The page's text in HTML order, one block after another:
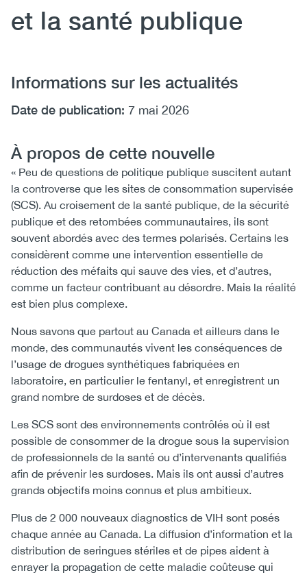
et la santé publique
Informations sur les actualités
Date de publication: 7 mai 2026
À propos de cette nouvelle
« Peu de questions de politique publique suscitent autant
la controverse que les sites de consommation supervisée
(SCS). Au croisement de la santé publique, de la sécurité
publique et des retombées communautaires, ils sont
souvent abordés avec des termes polarisés. Certains les
considèrent comme une intervention essentielle de
réduction des méfaits qui sauve des vies, et d’autres,
comme un facteur contribuant au désordre. Mais la réalité
est bien plus complexe.
Nous savons que partout au Canada et ailleurs dans le
monde, des communautés vivent les conséquences de
l’usage de drogues synthétiques fabriquées en
laboratoire, en particulier le fentanyl, et enregistrent un
grand nombre de surdoses et de décès.
Les SCS sont des environnements contrôlés où il est
possible de consommer de la drogue sous la supervision
de professionnels de la santé ou d’intervenants qualifiés
afin de prévenir les surdoses. Mais ils ont aussi d’autres
grands objectifs moins connus et plus ambitieux.
Plus de 2 000 nouveaux diagnostics de VIH sont posés
chaque année au Canada. La diffusion d’information et la
distribution de seringues stériles et de pipes aident à
enrayer la propagation de cette maladie coûteuse qui